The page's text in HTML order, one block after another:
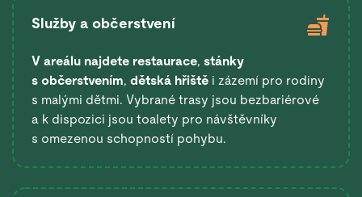
Služby a občerstvení
V areálu najdete restaurace, stánky
s občerstvením, dětská hřiště i zázemí pro rodiny
s malými dětmi. Vybrané trasy jsou bezbariérové
a k dispozici jsou toalety pro návštěvníky
s omezenou schopností pohybu.